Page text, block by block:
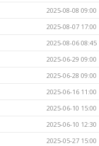
2025-08-08 09:00
2025-08-07 17:00
2025-08-06 08:45
2025-06-29 09:00
2025-06-28 09:00
2025-06-16 11:00
2025-06-10 15:00
2025-06-10 12:30
2025-05-27 15:00